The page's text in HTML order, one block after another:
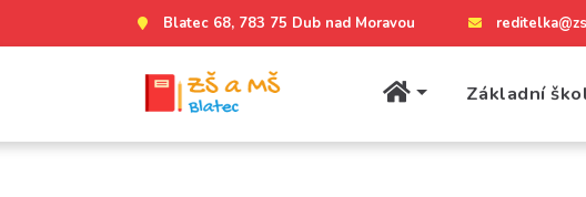
Blatec 68, 783 75 Dub nad Moravou
Základní